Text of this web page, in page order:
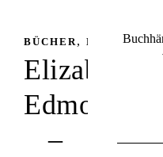
BÜCHER, BÜCHER
Elizabeth
Edmondson
–